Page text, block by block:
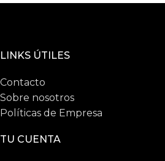
LINKS ÚTILES
Contacto
Sobre nosotros
Políticas de Empresa
TU CUENTA